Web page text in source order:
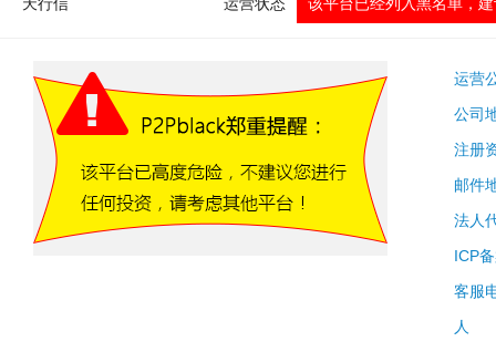
运营
公司
注册
邮件
法人
ICP
客服
人